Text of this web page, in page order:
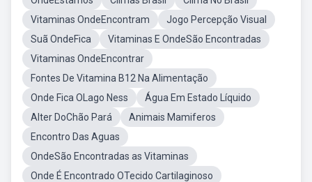
Vitaminas OndeEncontram
Jogo Percepção Visual
Suã OndeFica
Vitaminas E OndeSão Encontradas
Vitaminas OndeEncontrar
Fontes De Vitamina B12 Na Alimentação
Onde Fica OLago Ness
Água Em Estado Líquido
Alter DoChão Pará
Animais Mamiferos
Encontro Das Aguas
OndeSão Encontradas as Vitaminas
Onde É Encontrado OTecido Cartilaginoso